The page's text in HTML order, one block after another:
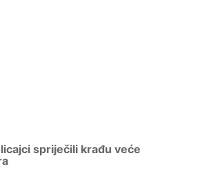
spriječili krađu veće